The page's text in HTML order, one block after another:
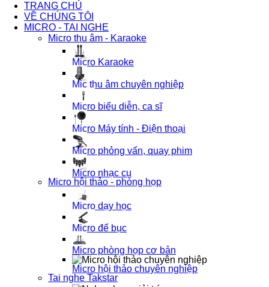
TRANG CHỦ
VỀ CHÚNG TÔI
MICRO - TAI NGHE
Micro thu âm - Karaoke
Micro Karaoke
Mic thu âm chuyên nghiệp
Micro biểu diễn, ca sĩ
Micro Máy tính - Điện thoại
Micro phỏng vấn, quay phim
Micro nhạc cụ
Micro hội thảo - phòng họp
Micro dạy học
Micro để bục
Micro phòng họp cơ bản
Micro hội thảo chuyên nghiệp
Tai nghe Takstar